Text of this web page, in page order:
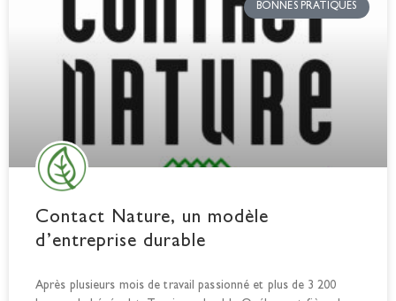
BONNES PRATIQUES
Contact Nature, un modèle
d’entreprise durable
Après plusieurs mois de travail passionné et plus de 3 200